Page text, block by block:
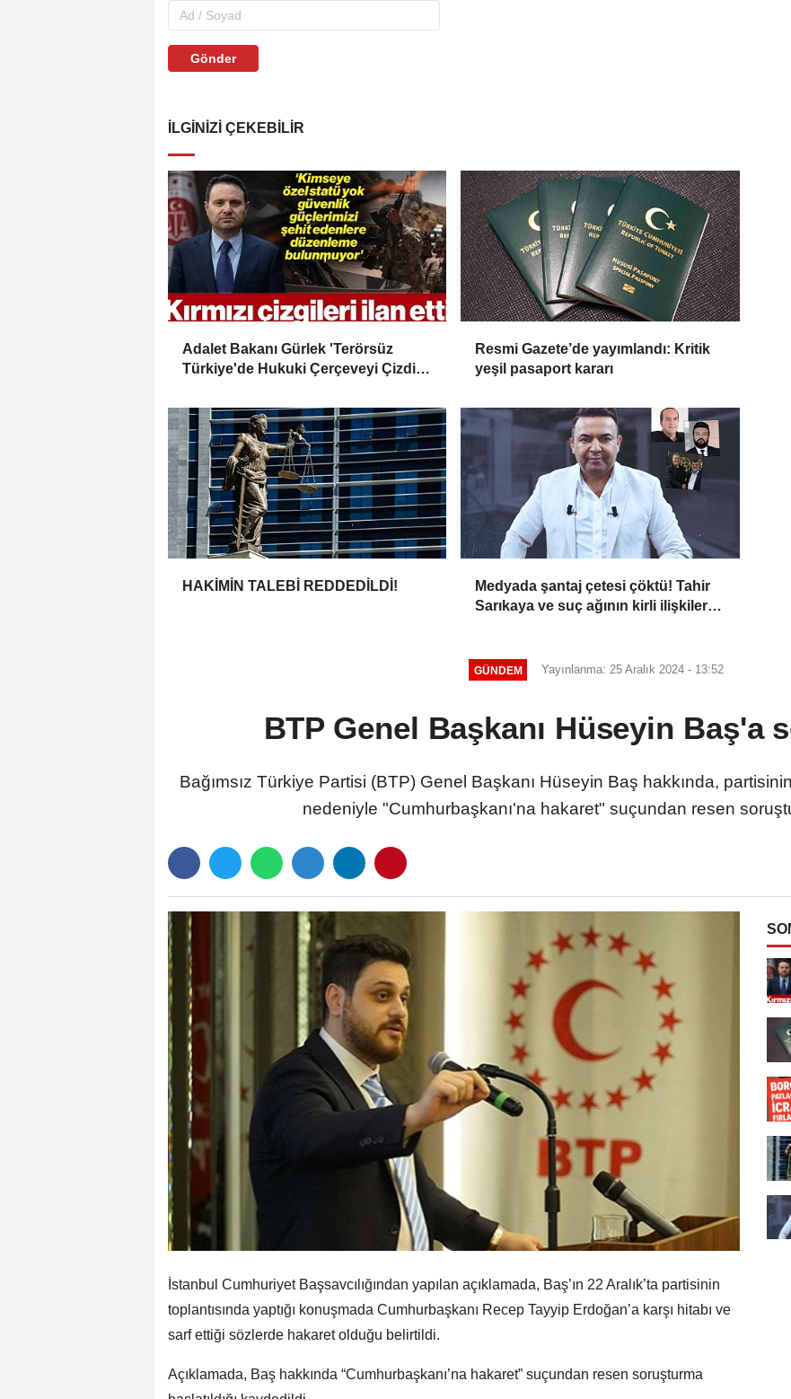
Gönder
İLGINIZI ÇEKEBILIR
Adalet Bakanı Gürlek 'Terörsüz
Türkiye'de Hukuki Çerçeveyi Çizdi:
Resmi Gazete’de yayımlandı: Kritik
yeşil pasaport kararı
HAKİMİN TALEBİ REDDEDİLDİ!
Medyada şantaj çetesi çöktü! Tahir
Sarıkaya ve suç ağının kirli ilişkiler
GÜNDEM Yayınlanma: 25 Aralık 2024 - 13:52
BTP Genel Başkanı Hüseyin Baş'a
Bağımsız Türkiye Partisi (BTP) Genel Başkanı Hüseyin Baş hakkında,
nedeniyle "Cumhurbaşkanı'na hakaret" suçundan resen
İstanbul Cumhuriyet Başsavcılığından yapılan açıklamada, Baş’ın 22 Aralık’ta partisinin
toplantısında yaptığı konuşmada Cumhurbaşkanı Recep Tayyip Erdoğan’a karşı hitabı ve
sarf ettiği sözlerde hakaret olduğu belirtildi.
Açıklamada, Baş hakkında “Cumhurbaşkanı’na hakaret” suçundan resen soruşturma